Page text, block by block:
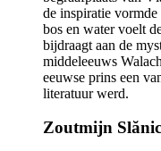
de inspiratie
bos en water voelt
bijdraagt aan de
middeleeuws
eeuwse prins een
literatuur werd.
Zoutmijn